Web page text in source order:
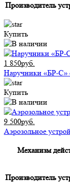
Производитель
Купить
1 850руб.
Наручники «БР-С»
Купить
9 500руб.
Аэрозольное
Механизм
Производитель